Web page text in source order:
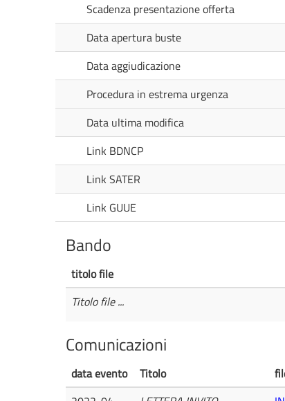
Scadenza presentazione offerta
Data apertura buste
Data aggiudicazione
Procedura in estrema urgenza
Data ultima modifica
Link BDNCP
Link SATER
Link GUUE
Bando
titolo file
Titolo file ...
Comunicazioni
data evento Titolo